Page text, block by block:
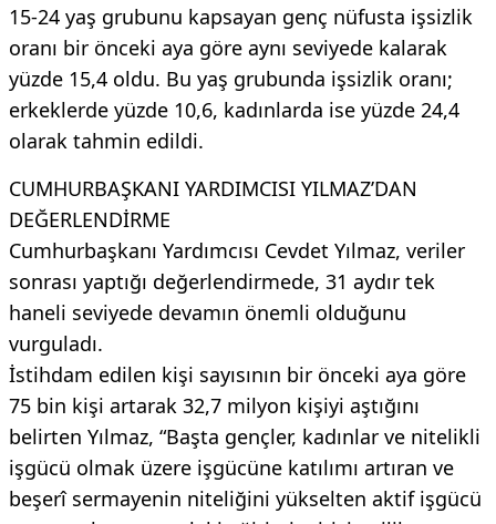
15-24 yaş grubunu kapsayan genç nüfusta işsizlik
oranı bir önceki aya göre aynı seviyede kalarak
yüzde 15,4 oldu. Bu yaş grubunda işsizlik oranı;
erkeklerde yüzde 10,6, kadınlarda ise yüzde 24,4
olarak tahmin edildi.
CUMHURBAŞKANI YARDIMCISI YILMAZ’DAN
DEĞERLENDİRME
Cumhurbaşkanı Yardımcısı Cevdet Yılmaz, veriler
sonrası yaptığı değerlendirmede, 31 aydır tek
haneli seviyede devamın önemli olduğunu
vurguladı.
İstihdam edilen kişi sayısının bir önceki aya göre
75 bin kişi artarak 32,7 milyon kişiyi aştığını
belirten Yılmaz, “Başta gençler, kadınlar ve nitelikli
işgücü olmak üzere işgücüne katılımı artıran ve
beşerî sermayenin niteliğini yükselten aktif işgücü